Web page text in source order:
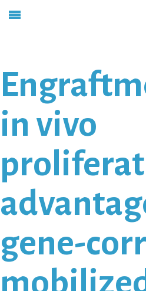
in vivo
gene-